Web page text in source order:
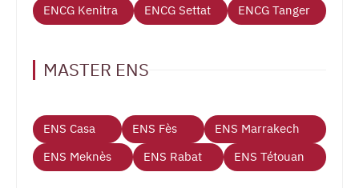
ENCG Kenitra
ENCG Settat ENCG Tanger
MASTER ENS
ENS Casa ENS Fès
ENS Marrakech
ENS Meknès
ENS Rabat ENS Tétouan